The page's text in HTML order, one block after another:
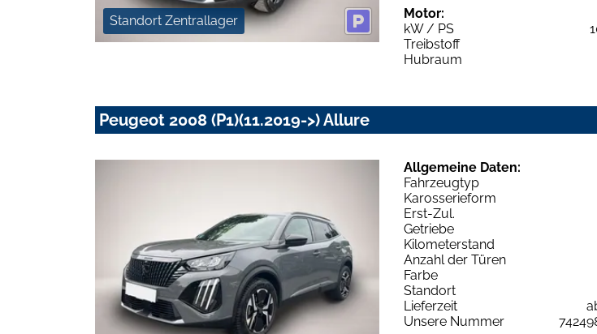
Standort Zentrallager
Motor:
kW / PS
Treibstoff
Hubraum
Peugeot 2008 (P1)(11.2019->) Allure
Allgemeine Daten:
Fahrzeugtyp
Karosserieform
Erst-Zul.
Getriebe
Kilometerstand
Anzahl der Türen
Farbe
Standort
Lieferzeit
Unsere Nummer